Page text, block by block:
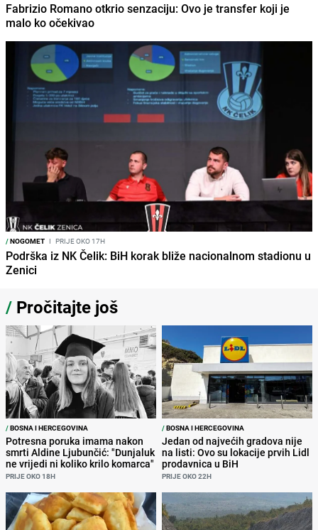
Fabrizio Romano otkrio senzaciju: Ovo je transfer koji je
malo ko očekivao
/NOGOMET I PRIJE OKO 17H
Podrška iz NK Čelik: BiH korak bliže nacionalnom stadionu u
Zenici
/ Pročitajte još
/BOSNA I HERCEGOVINA
Potresna poruka imama nakon
smrti Aldine Ljubunčić: "Dunjaluk
ne vrijedi ni koliko krilo komarca"
PRIJE OKO 18H
/BOSNA I HERCEGOVINA
Jedan od najvećih gradova nije
na listi: Ovo su lokacije prvih Lidl
prodavnica u BiH
PRIJE OKO 22H